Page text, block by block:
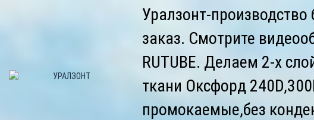
Уралзонт-
заказ. Смотрите
RUTUBE. Делаем 2-х
ткани Оксфорд
промокаемые,без